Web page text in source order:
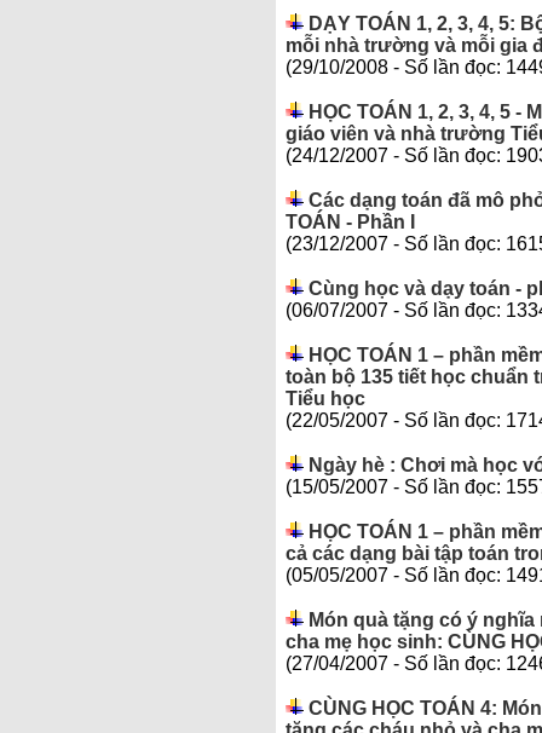
DẠY TOÁN 1, 2, 3, 4, 5:
mỗi nhà trường và mỗi gia
(29/10/2008 - Số lần đọc:
HỌC TOÁN 1, 2, 3, 4, 5
giáo viên và nhà trường
(24/12/2007 - Số lần đọc:
Các dạng toán đã mô
TOÁN - Phần I
(23/12/2007 - Số lần đọc:
Cùng học và dạy toán -
(06/07/2007 - Số lần đọc:
HỌC TOÁN 1 – phần
toàn bộ 135 tiết học chuẩn
Tiểu học
(22/05/2007 - Số lần đọc:
Ngày hè : Chơi mà học
(15/05/2007 - Số lần đọc:
HỌC TOÁN 1 – phần
cả các dạng bài tập toán
(05/05/2007 - Số lần đọc:
Món quà tặng có ý
cha mẹ học sinh: CÙNG
(27/04/2007 - Số lần đọc:
CÙNG HỌC TOÁN 4: